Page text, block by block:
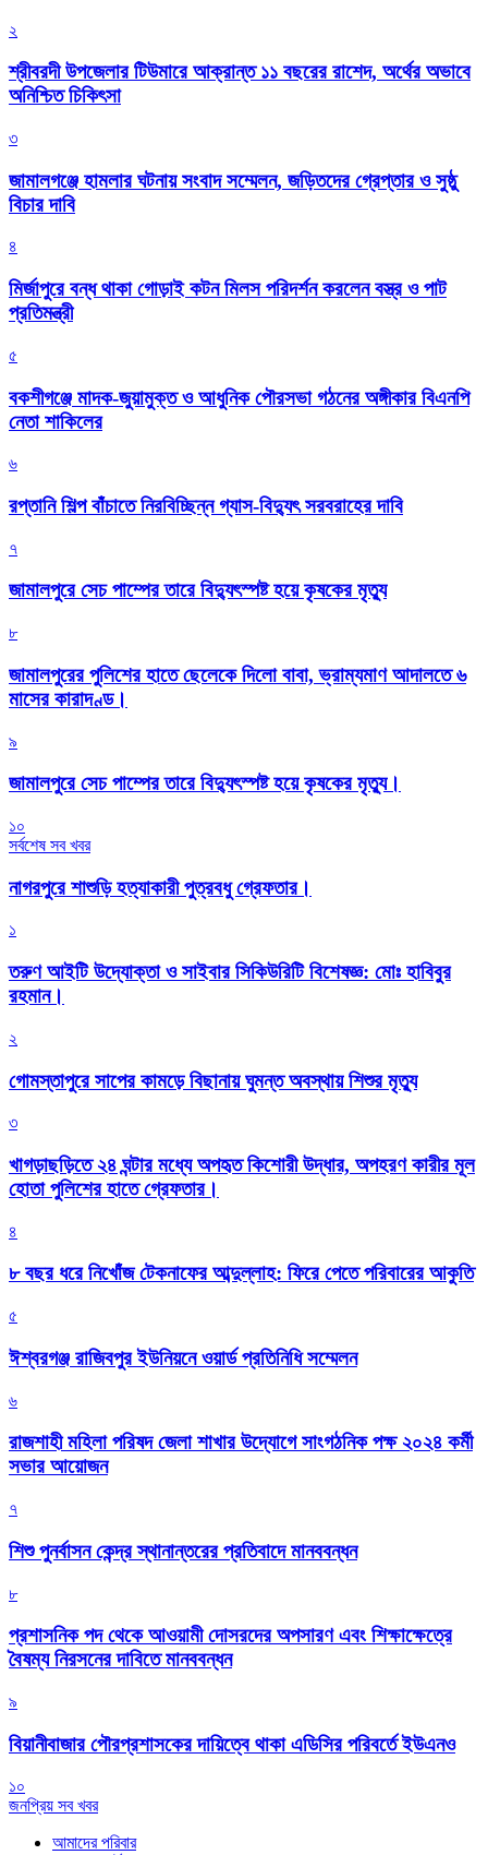
২
শ্রীবরদী উপজেলার টিউমারে আক্রান্ত ১১ বছরের রাশেদ, অর্থের অভাবে
অনিশ্চিত চিকিৎসা
৩
জামালগঞ্জে হামলার ঘটনায় সংবাদ সম্মেলন, জড়িতদের গ্রেপ্তার ও সুষ্ঠু
বিচার দাবি
৪
মির্জাপুরে বন্ধ থাকা গোড়াই কটন মিলস পরিদর্শন করলেন বস্ত্র ও পাট
প্রতিমন্ত্রী
৫
বকশীগঞ্জে মাদক-জুয়ামুক্ত ও আধুনিক পৌরসভা গঠনের অঙ্গীকার বিএনপি
নেতা শাকিলের
৬
রপ্তানি শিল্প বাঁচাতে নিরবিচ্ছিন্ন গ্যাস-বিদ্যুৎ সরবরাহের দাবি
৭
জামালপুরে সেচ পাম্পের তারে বিদ্যুৎস্পষ্ট হয়ে কৃষকের মৃত্যু
৮
জামালপুরের পুলিশের হাতে ছেলেকে দিলো বাবা, ভ্রাম্যমাণ আদালতে ৬
মাসের কারাদণ্ড।
৯
জামালপুরে সেচ পাম্পের তারে বিদ্যুৎস্পষ্ট হয়ে কৃষকের মৃত্যু।
১০
সর্বশেষ সব খবর
নাগরপুরে শাশুড়ি হত্যাকারী পুত্রবধু গ্রেফতার।
১
তরুণ আইটি উদ্যোক্তা ও সাইবার সিকিউরিটি বিশেষজ্ঞ: মোঃ হাবিবুর
রহমান।
২
গোমস্তাপুরে সাপের কামড়ে বিছানায় ঘুমন্ত অবস্থায় শিশুর মৃত্যু
৩
খাগড়াছড়িতে ২৪ ঘন্টার মধ্যে অপহৃত কিশোরী উদ্ধার, অপহরণ কারীর মূল
হোতা পুলিশের হাতে গ্রেফতার।
৪
৮ বছর ধরে নিখোঁজ টেকনাফের আব্দুল্লাহ: ফিরে পেতে পরিবারের আকুতি
৫
ঈশ্বরগঞ্জ রাজিবপুর ইউনিয়নে ওয়ার্ড প্রতিনিধি সম্মেলন
৬
রাজশাহী মহিলা পরিষদ জেলা শাখার উদ্যোগে সাংগঠনিক পক্ষ ২০২৪ কর্মী
সভার আয়োজন
৭
শিশু পুনর্বাসন কেন্দ্র স্থানান্তরের প্রতিবাদে মানববন্ধন
৮
প্রশাসনিক পদ থেকে আওয়ামী দোসরদের অপসারণ এবং শিক্ষাক্ষেত্রে
বৈষম্য নিরসনের দাবিতে মানববন্ধন
৯
বিয়ানীবাজার পৌরপ্রশাসকের দায়িত্বে থাকা এডিসির পরিবর্তে ইউএনও
১০
জনপ্রিয় সব খবর
আমাদের পরিবার